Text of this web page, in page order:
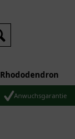
Rhododendron
Anwuchsgarantie